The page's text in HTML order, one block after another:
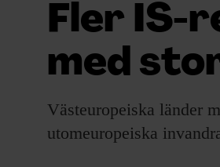
LYSSNA/PODD
EVENEMANG
SHOP
KONTAKTA F&F
Fler IS-
med
Västeuropeiska länder
utomeuropeiska